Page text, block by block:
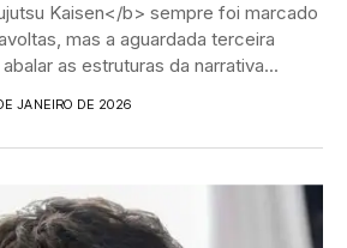
Kaisen</b> sempre foi marcado
mas a aguardada terceira
as estruturas da narrativa...
JANEIRO DE 2026